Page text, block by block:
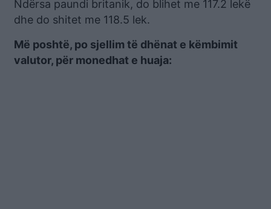
Ndërsa paundi britanik, do blihet me 117.2 lekë
dhe do shitet me 118.5 lek.
Më poshtë, po sjellim të dhënat e këmbimit
valutor, për monedhat e huaja: